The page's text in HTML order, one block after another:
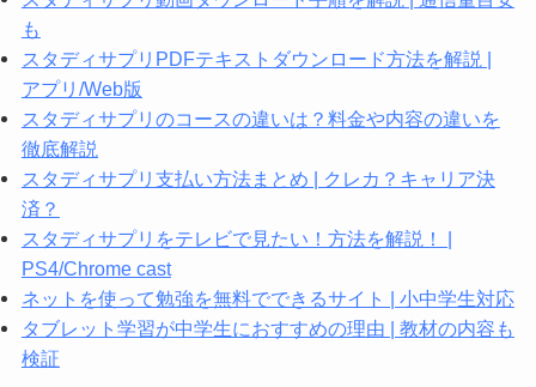
も
スタディサプリPDFテキストダウンロード方法を解説 |
アプリ/Web版
スタディサプリのコースの違いは？料金や内容の違いを
徹底解説
スタディサプリ支払い方法まとめ | クレカ？キャリア決
済？
スタディサプリをテレビで見たい！方法を解説！ |
PS4/Chrome cast
ネットを使って勉強を無料でできるサイト | 小中学生対応
タブレット学習が中学生におすすめの理由 | 教材の内容も
検証